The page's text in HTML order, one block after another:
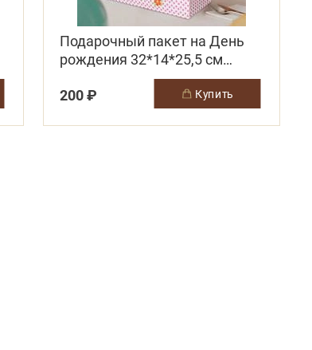
Подарочный пакет на День
рождения 32*14*25,5 см
светло-розовый
200 ₽
купить